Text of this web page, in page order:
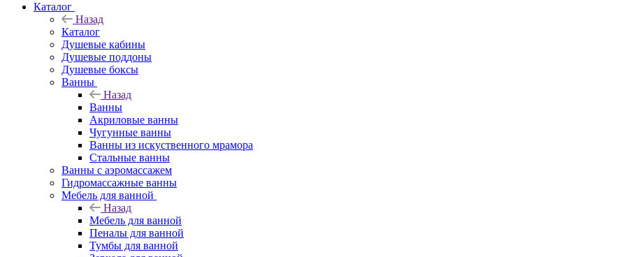
Каталог
Назад
Каталог
Душевые кабины
Душевые поддоны
Душевые боксы
Ванны
Назад
Ванны
Акриловые ванны
Чугунные ванны
Ванны из искуственного мрамора
Стальные ванны
Ванны с аэромассажем
Гидромассажные ванны
Мебель для ванной
Назад
Мебель для ванной
Пеналы для ванной
Тумбы для ванной